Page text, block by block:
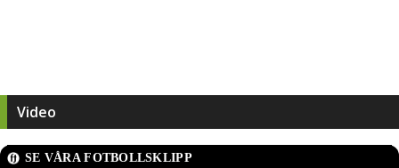
Video
SE VÅRA FOTBOLLSKLIPP